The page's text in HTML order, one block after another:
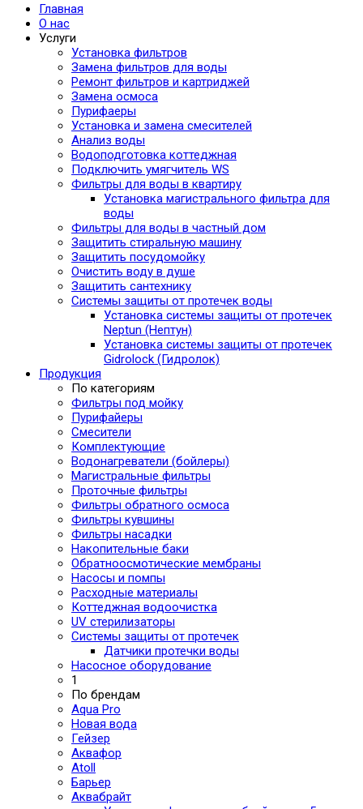
Главная
О нас
Услуги
Установка фильтров
Замена фильтров для воды
Ремонт фильтров и картриджей
Замена осмоса
Пурифаеры
Установка и замена смесителей
Анализ воды
Водоподготовка коттеджная
Подключить умягчитель WS
Фильтры для воды в квартиру
Установка магистрального фильтра для
воды
Фильтры для воды в частный дом
Защитить стиральную машину
Защитить посудомойку
Очистить воду в душе
Защитить сантехнику
Системы защиты от протечек воды
Установка системы защиты от протечек
Neptun (Нептун)
Установка системы защиты от протечек
Gidrolock (Гидролок)
Продукция
По категориям
Фильтры под мойку
Пурифайеры
Смесители
Комплектующие
Водонагреватели (бойлеры)
Магистральные фильтры
Проточные фильтры
Фильтры обратного осмоса
Фильтры кувшины
Фильтры насадки
Накопительные баки
Обратноосмотические мембраны
Насосы и помпы
Расходные материалы
Коттеджная водоочистка
UV стерилизаторы
Системы защиты от протечек
Датчики протечки воды
Насосное оборудование
1
По брендам
Aqua Pro
Новая вода
Гейзер
Аквафор
Atoll
Барьер
Аквабрайт